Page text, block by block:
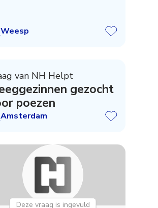
Weesp
van NH Helpt
gezocht
poezen
Amsterdam
Deze vraag is ingevuld